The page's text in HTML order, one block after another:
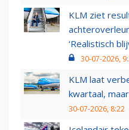
KLM ziet
‘Realistisch
30-07-2026,
KLM laat
kwartaal,
30-07-2026, 8:22